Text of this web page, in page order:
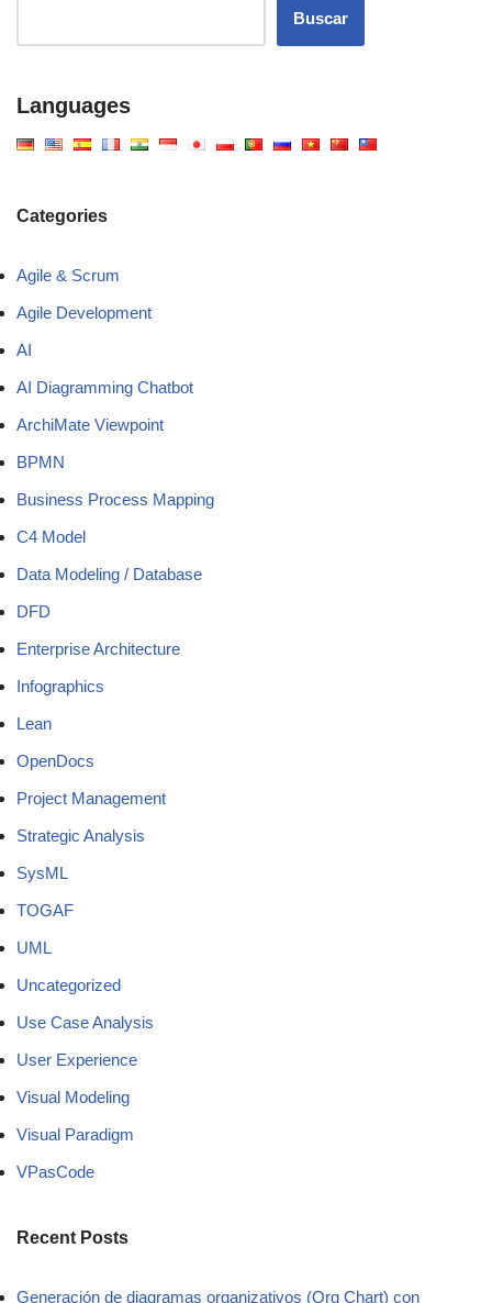
Buscar
Languages
Categories
Agile & Scrum
Agile Development
AI
AI Diagramming Chatbot
ArchiMate Viewpoint
BPMN
Business Process Mapping
C4 Model
Data Modeling / Database
DFD
Enterprise Architecture
Infographics
Lean
OpenDocs
Project Management
Strategic Analysis
SysML
TOGAF
UML
Uncategorized
Use Case Analysis
User Experience
Visual Modeling
Visual Paradigm
VPasCode
Recent Posts
Generación de diagramas organizativos (Org Chart) con